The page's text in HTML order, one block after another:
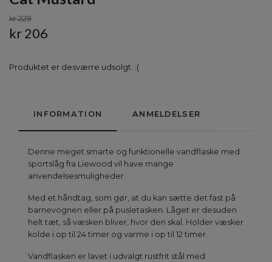
kr 229
kr 206
Produktet er desværre udsolgt. :(
INFORMATION ANMELDELSER
Denne meget smarte og funktionelle vandflaske med
sportslåg fra Liewood vil have mange
anvendelsesmuligheder.
Med et håndtag, som gør, at du kan sætte det fast på
barnevognen eller på pusletasken. Låget er desuden
helt tæt, så væsken bliver, hvor den skal. Holder væsker
kolde i op til 24 timer og varme i op til 12 timer.
Vandflasken er lavet i udvalgt rustfrit stål med